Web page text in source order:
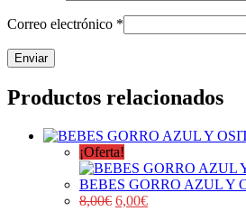
Correo electrónico *
Productos relacionados
¡Oferta!
BEBES GORRO AZUL Y
8,00€ 6,00€